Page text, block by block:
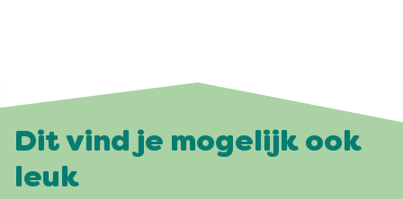
Dit vind je mogelijk ook
leuk